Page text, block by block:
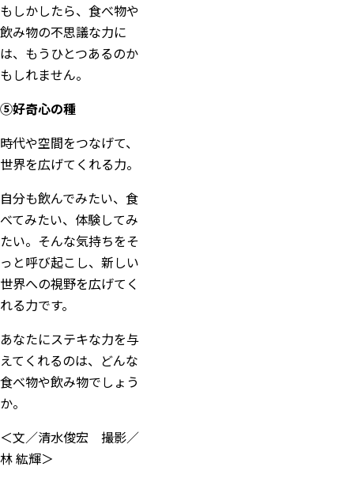
もしかしたら、食べ物や
飲み物の不思議な力に
は、もうひとつあるのか
もしれません。
⑤好奇心の種
時代や空間をつなげて、
世界を広げてくれる力。
自分も飲んでみたい、食
べてみたい、体験してみ
たい。そんな気持ちをそ
っと呼び起こし、新しい
世界への視野を広げてく
れる力です。
あなたにステキな力を与
えてくれるのは、どんな
食べ物や飲み物でしょう
か。
＜文／清水俊宏 撮影／
林 紘輝＞